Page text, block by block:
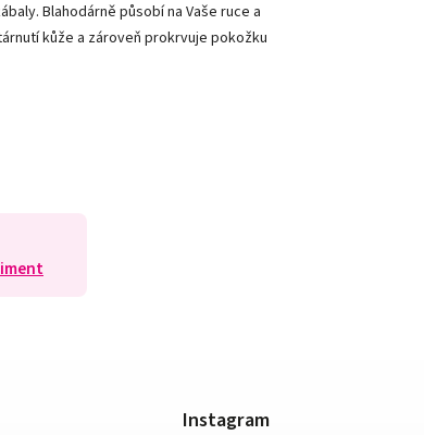
Blahodárně působí na Vaše ruce a
kůže a zároveň prokrvuje pokožku
Instagram